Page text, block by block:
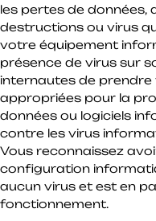
les pertes de données,
destructions ou virus
votre équipement
présence de virus sur
internautes de prendre
appropriées pour la
données ou logiciels
contre les virus
Vous reconnaissez
configuration
aucun virus et est en
fonctionnement.